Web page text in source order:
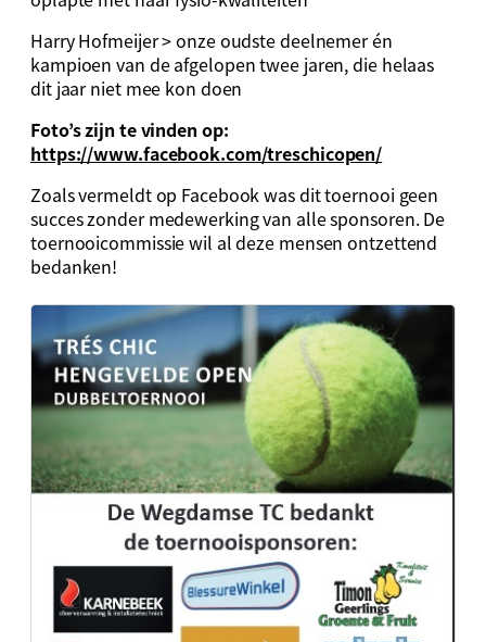
Harry Hofmeijer > onze oudste deelnemer én
kampioen van de afgelopen twee jaren, die helaas
dit jaar niet mee kon doen
Foto’s zijn te vinden op:
https://www.facebook.com/treschicopen/
Zoals vermeldt op Facebook was dit toernooi geen
succes zonder medewerking van alle sponsoren. De
toernooicommissie wil al deze mensen ontzettend
bedanken!